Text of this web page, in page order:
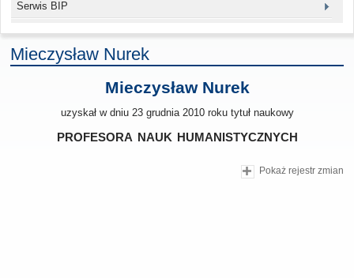
Serwis BIP
Mieczysław Nurek
Mieczysław Nurek
uzyskał w dniu 23 grudnia 2010 roku tytuł naukowy
profesora nauk humanistycznych
Pokaż rejestr zmian